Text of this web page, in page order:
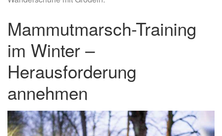
Mammutmarsch-Training
im Winter –
Herausforderung
annehmen